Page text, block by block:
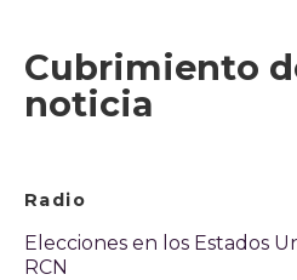
Cubrimiento
noticia
Radio
Elecciones en los Estados
RCN